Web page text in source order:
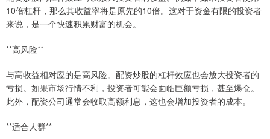
10倍杠杆，那么其收益率将是原先的10倍。这对于资金有限的投资者
来说，是一个快速积累财富的机会。
**高风险**
与高收益相对应的是高风险。配资炒股的杠杆效应也会放大投资者的
亏损。如果市场行情不利，投资者可能会面临巨额亏损，甚至爆仓。
此外，配资公司通常会收取高额利息，这也会增加投资者的成本。
**适合人群**